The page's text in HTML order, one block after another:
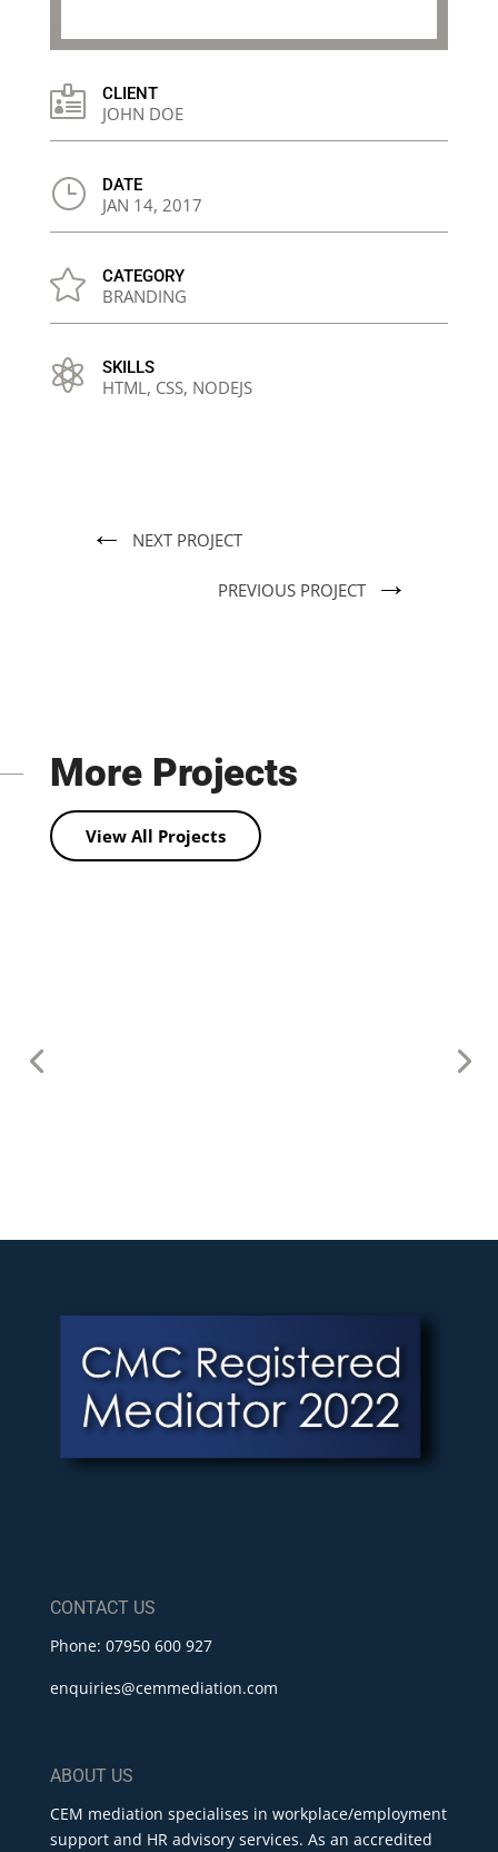
 CLIENT
JOHN DOE
} DATE
JAN 14, 2017
 CATEGORY
BRANDING
 SKILLS
HTML, CSS, NODEJS
← NEXT PROJECT
PREVIOUS PROJECT →
More Projects
View All Projects
CONTACT US
Phone: 07950 600 927
enquiries@cemmediation.com
ABOUT US
CEM mediation specialises in workplace/employment
support and HR advisory services. As an accredited